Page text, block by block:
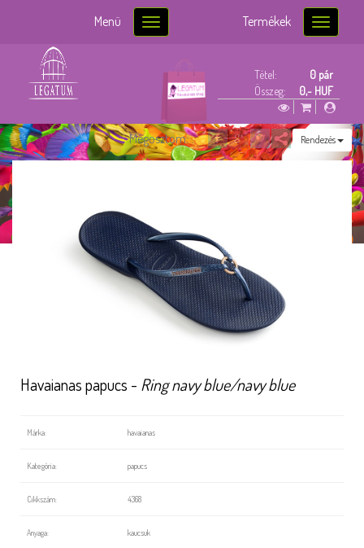
Toggle
navigation
Menü
Toggle
navigation
Termékek
Tétel:
0 pár
Összeg:
0,- HUF
Megosztom: Rendezés
Havaianas papucs - Ring navy blue/navy blue
Márka: havaianas
Kategória: papucs
Cikkszám: 4368
Anyaga: kaucsuk